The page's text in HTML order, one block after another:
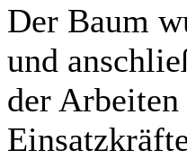
Der Baum
und
der